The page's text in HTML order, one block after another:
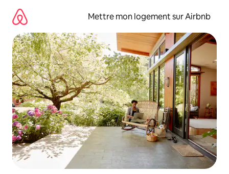
directement
contenu
Mettre mon logement sur Airbnb